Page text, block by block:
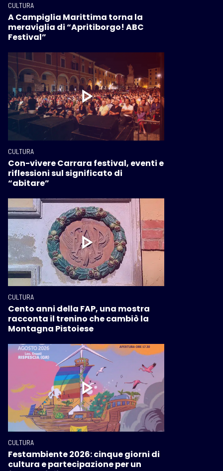
CULTURA
A Campiglia Marittima torna la
meraviglia di “Apritiborgo! ABC
Festival”
CULTURA
Con-vivere Carrara festival, eventi e
riflessioni sul significato di
“abitare”
CULTURA
Cento anni della FAP, una mostra
racconta il trenino che cambiò la
Montagna Pistoiese
CULTURA
Festambiente 2026: cinque giorni di
cultura e partecipazione per un